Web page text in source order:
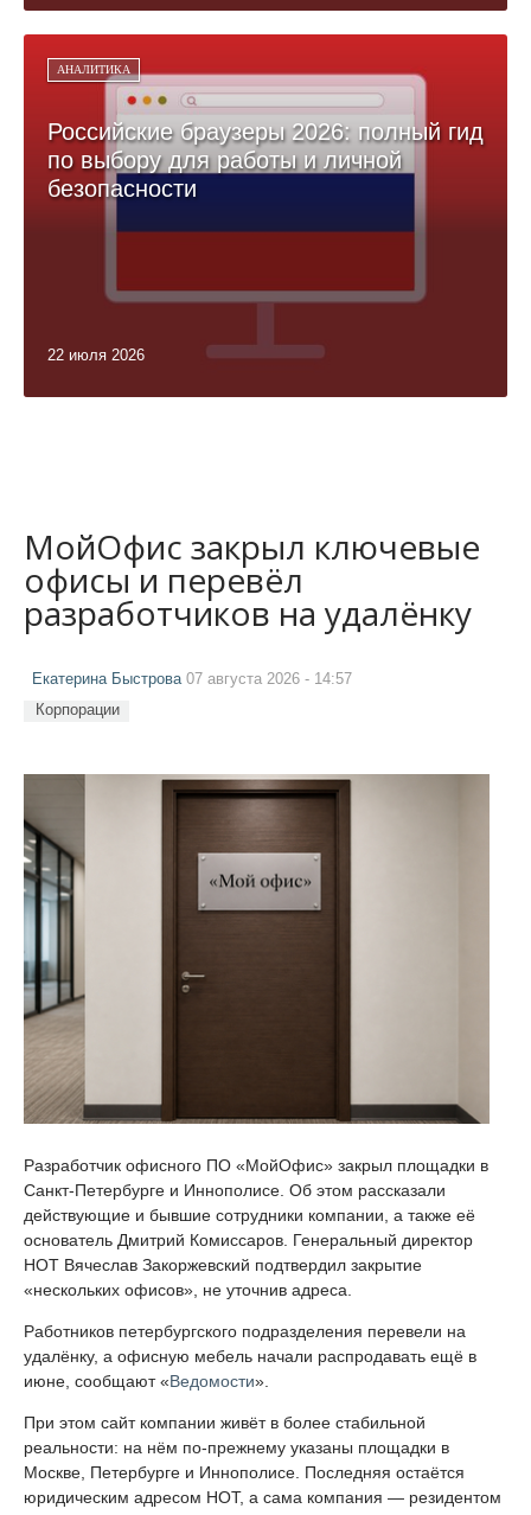
АНАЛИТИКА
Российские браузеры 2026: полный гид
по выбору для работы и личной
безопасности
22 июля 2026
МойОфис закрыл ключевые
офисы и перевёл
разработчиков на удалёнку
Екатерина Быстрова07 августа 2026 - 14:57
Корпорации
Разработчик офисного ПО «МойОфис» закрыл площадки в
Санкт-Петербурге и Иннополисе. Об этом рассказали
действующие и бывшие сотрудники компании, а также её
основатель Дмитрий Комиссаров. Генеральный директор
НОТ Вячеслав Закоржевский подтвердил закрытие
«нескольких офисов», не уточнив адреса.
Работников петербургского подразделения перевели на
удалёнку, а офисную мебель начали распродавать ещё в
июне, сообщают «Ведомости».
При этом сайт компании живёт в более стабильной
реальности: на нём по-прежнему указаны площадки в
Москве, Петербурге и Иннополисе. Последняя остаётся
юридическим адресом НОТ, а сама компания — резидентом